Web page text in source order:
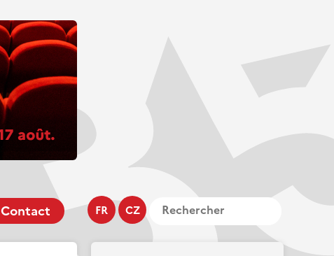
FR CZ
Contact